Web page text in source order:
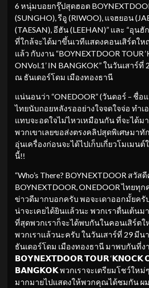
6 หนุ่มบอยกรุ๊ปสุดฮอต
(SUNGHO), รีอู (RIWOO), แจฮยอน
(TAESAN), อีฮัน (LEEHAN)” และ “อุนฮั
ที่ใกล้จะได้มาขึ้นเวทีแสดงคอนเสิร์ตให
แล้ว กับงาน “BOYNEXTDOOR TOUR
ONVol.1’ IN BANGKOK” ในวันเสาร์ที่
ณ ธันเดอร์โดม เมืองทองธานี
แน่นอนว่า “ONEDOOR” (วันดอร์ – ชื่
ไทยนับถอยหลังรออย่างใจจดใจจ่อ ทำเ
แทบจะอดใจไม่ไหวเหมือนกัน ที่จะได้ม
พวกเขาเลยขอส่งตรงคลิปสุดพิเศษมาทั
อุ่นเครื่องก่อนจะได้ไปเก็บเกี่ยวโมเมนต์
นี้!!
“Who’s There? BOYNEXTDOOR สวัส
BOYNEXTDOOR, ONEDOOR ไทยทุ
ข่าวดีมากบอกครับ พอจะเดาออกมั้ยครับ
น่าจะเคยได้ยินแล้วนะ พวกเราตื่นเต้นม
ที่สุดพวกเราก็จะได้พบกันในคอนเสิร์ต
พวกเราแล้วนะครับ ในวันเสาร์ที่ 29 มีน
ธันเดอร์โดม เมืองทองธานี มาพบกันที่ง
𝗕𝗢𝗬𝗡𝗘𝗫𝗧𝗗𝗢𝗢𝗥 𝗧𝗢𝗨𝗥 ‘𝗞𝗡𝗢𝗖𝗞
𝗕𝗔𝗡𝗚𝗞𝗢𝗞 พวกเราจะเตรียมโชว์ใหม่
มากมายไปแสดงให้พวกคุณได้ชมกัน ผ